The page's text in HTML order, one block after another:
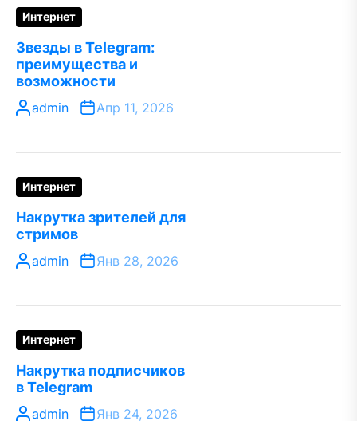
Интернет
Звезды в Telegram:
преимущества и
возможности
admin Апр 11, 2026
Интернет
Накрутка зрителей для
стримов
admin Янв 28, 2026
Интернет
Накрутка подписчиков
в Telegram
admin Янв 24, 2026